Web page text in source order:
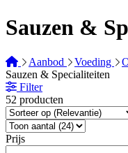
Sauzen &
Aanbod Voeding
Sauzen & Specialiteiten
Filter
52 producten
Prijs